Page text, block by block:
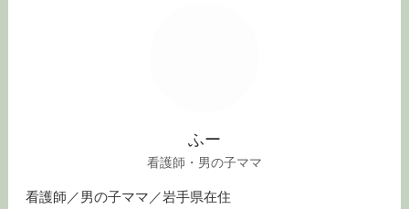
ふー
看護師・男の子ママ
看護師／男の子ママ／岩手県在住